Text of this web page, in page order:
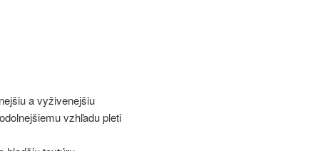
a vyživenejšiu
vzhľadu pleti